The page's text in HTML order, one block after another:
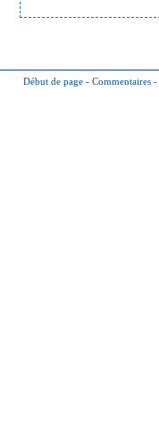
Début de page - Commentaires -